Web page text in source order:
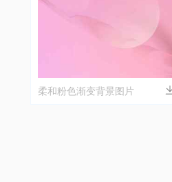
柔和粉色渐变背景图片